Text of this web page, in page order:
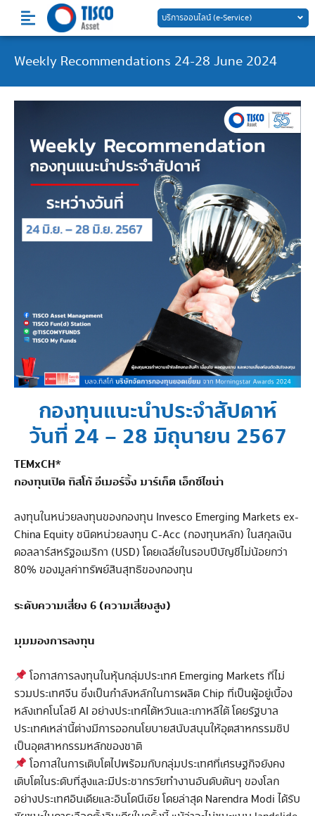
content
บริการออนไลน์ (e-Service)
Weekly Recommendations 24-28 June 2024
กองทุนแนะนำประจำสัปดาห์
วันที่ 24 – 28 มิถุนายน 2567
TEMxCH*
กองทุนเปิด ทิสโก้ อีเมอร์จิ้ง มาร์เก็ต เอ็กซ์ไชน่า
ลงทุนในหน่วยลงทุนของกองทุน Invesco Emerging Markets ex-
China Equity ชนิดหน่วยลงทุน C-Acc (กองทุนหลัก) ในสกุลเงิน
ดอลลาร์สหรัฐอเมริกา (USD) โดยเฉลี่ยในรอบปีบัญชีไม่น้อยกว่า
80% ของมูลค่าทรัพย์สินสุทธิของกองทุน
ระดับความเสี่ยง 6 (ความเสี่ยงสูง)
มุมมองการลงทุน
โอกาสการลงทุนในหุ้นกลุ่มประเทศ Emerging Markets ที่ไม่
รวมประเทศจีน ซึ่งเป็นกำลังหลักในการผลิต Chip ที่เป็นผู้อยู่เบื้อง
หลังเทคโนโลยี AI อย่างประเทศไต้หวันและเกาหลีใต้ โดยรัฐบาล
ประเทศเหล่านี้ต่างมีการออกนโยบายสนับสนุนให้อุตสาหกรรมชิป
เป็นอุตสาหกรรมหลักของชาติ
โอกาสในการเติบโตไปพร้อมกับกลุ่มประเทศที่เศรษฐกิจยังคง
เติบโตในระดับที่สูงและมีประชากรวัยทำงานอันดับต้นๆ ของโลก
อย่างประเทศอินเดียและอินโดนีเซีย โดยล่าสุด Narendra Modi ได้รับ